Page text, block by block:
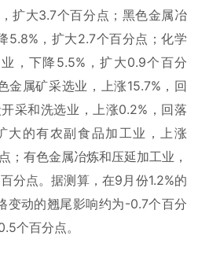
扩大3.7个百分点；黑色金属冶
5.8%，扩大2.7个百分点；化学
，下降5.5%，扩大0.9个百分
金属矿采选业，上涨15.7%，回
采和洗选业，上涨0.2%，回落
大的有农副食品加工业，上涨
；有色金属冶炼和压延加工业，
分点。据测算，在9月份1.2%的
变动的翘尾影响约为-0.7个百分
个百分点。